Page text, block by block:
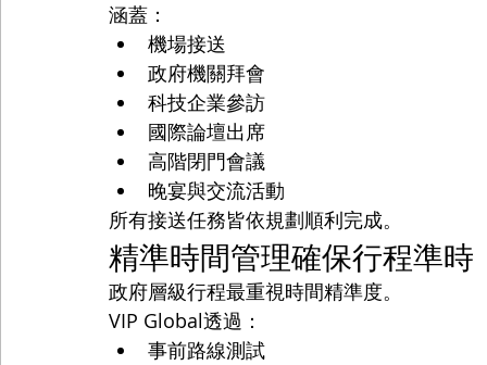
涵蓋：
機場接送
政府機關拜會
科技企業參訪
國際論壇出席
高階閉門會議
晚宴與交流活動
所有接送任務皆依規劃順利完成。
精準時間管理確保行程準時
政府層級行程最重視時間精準度。
VIP Global透過：
事前路線測試